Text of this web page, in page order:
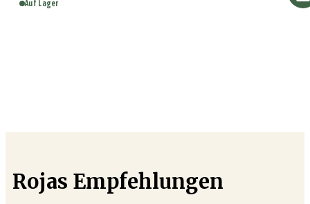
Auf Lager
Rojas Empfehlungen